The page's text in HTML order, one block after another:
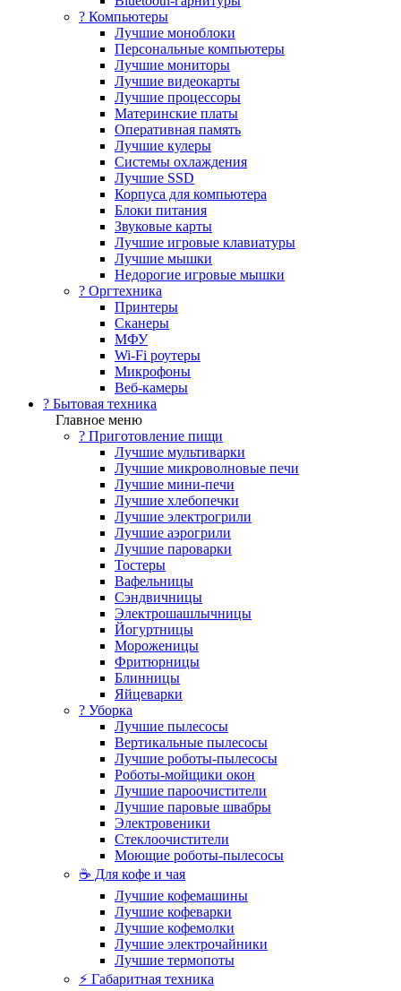
?️ Компьютеры
Лучшие моноблоки
Персональные компьютеры
Лучшие мониторы
Лучшие видеокарты
Лучшие процессоры
Материнские платы
Оперативная память
Лучшие кулеры
Системы охлаждения
Лучшие SSD
Корпуса для компьютера
Блоки питания
Звуковые карты
Лучшие игровые клавиатуры
Лучшие мышки
Недорогие игровые мышки
?️ Оргтехника
Принтеры
Сканеры
МФУ
Wi-Fi роутеры
Микрофоны
Веб-камеры
? Бытовая техника
Главное меню
? Приготовление пищи
Лучшие мультиварки
Лучшие микроволновые печи
Лучшие мини-печи
Лучшие хлебопечки
Лучшие электрогрили
Лучшие аэрогрили
Лучшие пароварки
Тостеры
Вафельницы
Сэндвичницы
Электрошашлычницы
Йогуртницы
Мороженицы
Фритюрницы
Блинницы
Яйцеварки
? Уборка
Лучшие пылесосы
Вертикальные пылесосы
Лучшие роботы-пылесосы
Роботы-мойщики окон
Лучшие пароочистители
Лучшие паровые швабры
Электровеники
Стеклоочистители
Моющие роботы-пылесосы
☕ Для кофе и чая
Лучшие кофемашины
Лучшие кофеварки
Лучшие кофемолки
Лучшие электрочайники
Лучшие термопоты
⚡ Габаритная техника